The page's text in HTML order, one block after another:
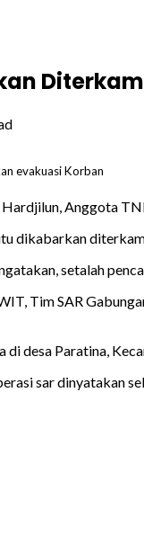
evakuasi Korban
Hardjilun, Anggota
dikabarkan
setalah
Tim SAR
di desa Paratina,
sar dinyatakan